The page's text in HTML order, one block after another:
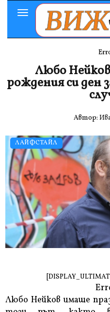
Toggle
Navigation
ЛАЙФСТАЙЛ
Любо
рождения си ден
Автор:
Любо Нейков имаше